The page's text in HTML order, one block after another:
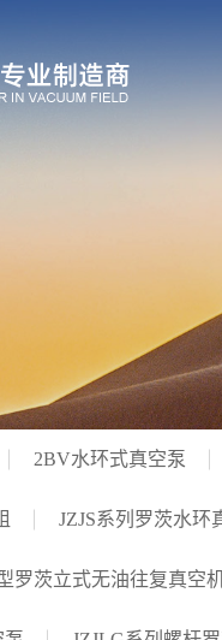
2BV水环式真空泵
JZJS系列罗茨水环
罗茨立式无油往复真空